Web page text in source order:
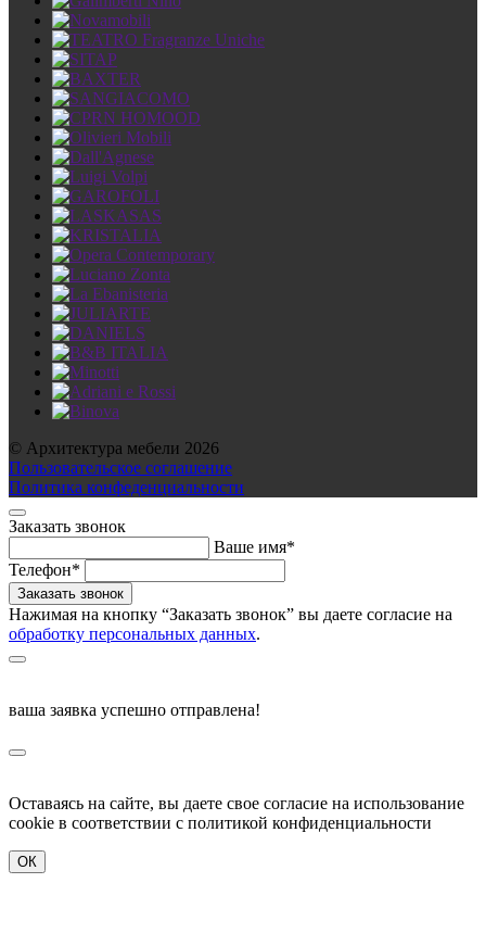
© Архитектура мебели 2026
Пользовательское соглашение
Политика конфеденциальности
Заказать звонок
Ваше имя*
Телефон*
Нажимая на кнопку “Заказать звонок” вы даете согласие на
обработку персональных данных.
ваша заявка успешно отправлена!
Оставаясь на сайте, вы даете свое согласие на использование
cookie в соответствии c политикой конфиденциальности
ОК